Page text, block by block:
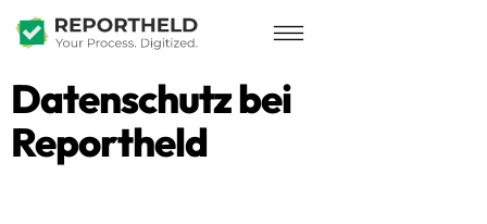
Datenschutz bei
Reportheld